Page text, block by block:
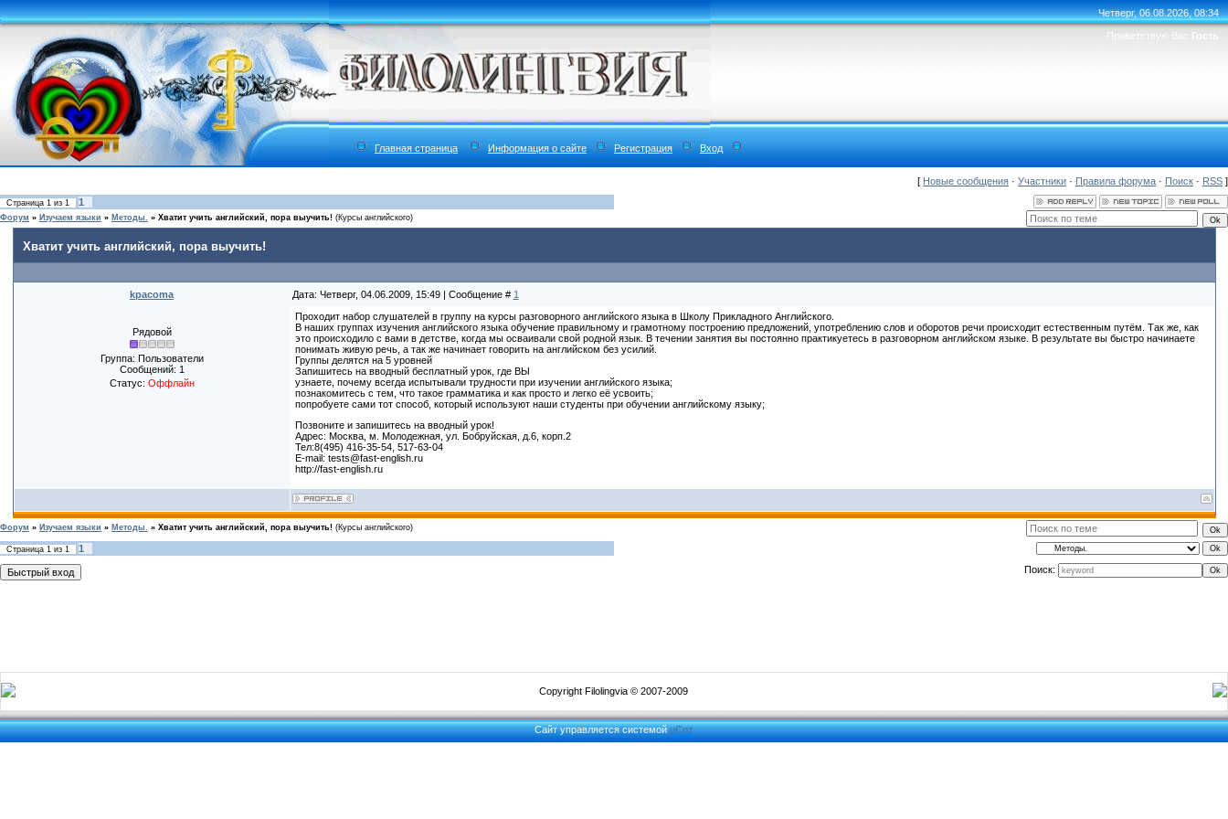
Четверг, 06.08.2026, 08:34
Приветствую Вас Гость
Главная страница Информация о сайте Регистрация Вход
[ Новые сообщения · Участники · Правила форума · Поиск · RSS ]
Страница 1 из 1 1
Форум » Изучаем языки » Методы. » Хватит учить английский, пора выучить! (Курсы английского)
Хватит учить английский, пора выучить!
kpacoma Дата: Четверг, 04.06.2009, 15:49 | Сообщение # 1
Рядовой
Группа: Пользователи
Сообщений: 1
Статус: Оффлайн
Проходит набор слушателей в группу на курсы разговорного английского языка в Школу Прикладного Английского.
В наших группах изучения английского языка обучение правильному и грамотному построению предложений, употреблению слов и оборотов речи происходит естественным путём. Так же, как
это происходило с вами в детстве, когда мы осваивали свой родной язык. В течении занятия вы постоянно практикуетесь в разговорном английском языке. В результате вы быстро начинаете
понимать живую речь, а так же начинает говорить на английском без усилий.
Группы делятся на 5 уровней
Запишитесь на вводный бесплатный урок, где ВЫ
узнаете, почему всегда испытывали трудности при изучении английского языка;
познакомитесь с тем, что такое грамматика и как просто и легко её усвоить;
попробуете сами тот способ, который используют наши студенты при обучении английскому языку;
Позвоните и запишитесь на вводный урок!
Адрес: Москва, м. Молодежная, ул. Бобруйская, д.6, корп.2
Тел:8(495) 416-35-54, 517-63-04
E-mail: tests@fast-english.ru
http://fast-english.ru
Форум » Изучаем языки » Методы. » Хватит учить английский, пора выучить! (Курсы английского)
Страница 1 из 1
1
Поиск:
Copyright Filolingvia © 2007-2009
Сайт управляется системойuCoz